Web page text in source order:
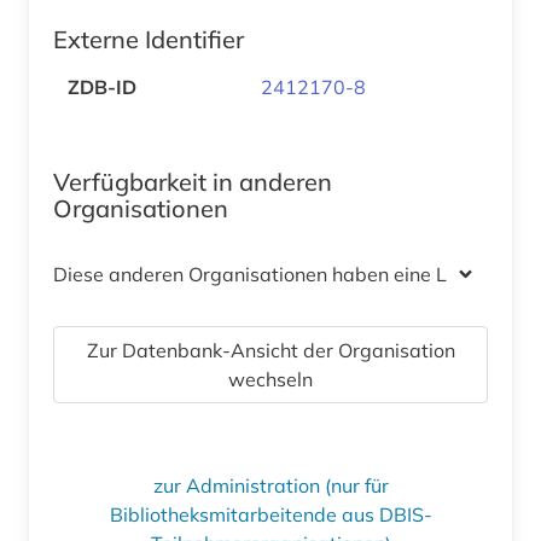
Externe Identifier
ZDB-ID 2412170-8
Verfügbarkeit in anderen
Organisationen
Diese anderen Organisationen haben eine Lizenz
Zur Datenbank-Ansicht der Organisation
wechseln
zur Administration (nur für
Bibliotheksmitarbeitende aus DBIS-